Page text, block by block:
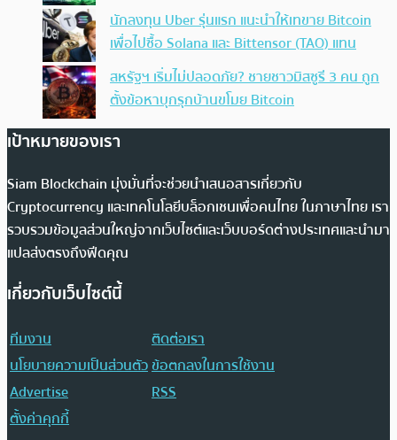
นักลงทุน Uber รุ่นแรก แนะนำให้เทขาย Bitcoin
เพื่อไปซื้อ Solana และ Bittensor (TAO) แทน
สหรัฐฯ เริ่มไม่ปลอดภัย? ชายชาวมิสซูรี 3 คน ถูก
ตั้งข้อหาบุกรุกบ้านขโมย Bitcoin
เป้าหมายของเรา
Siam Blockchain มุ่งมั่นที่จะช่วยนำเสนอสารเกี่ยวกับ
Cryptocurrency และเทคโนโลยีบล็อกเชนเพื่อคนไทย ในภาษาไทย เรา
รวบรวมข้อมูลส่วนใหญ่จากเว็บไซต์และเว็บบอร์ดต่างประเทศและนำมา
แปลส่งตรงถึงฟีดคุณ
เกี่ยวกับเว็บไซต์นี้
ทีมงาน
ติดต่อเรา
นโยบายความเป็นส่วนตัวข้อตกลงในการใช้งาน
Advertise
RSS
ตั้งค่าคุกกี้